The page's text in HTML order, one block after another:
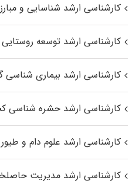
کارشناسی ارشد شناسایی و
کارشناسی ارشد توسعه روستایی
کارشناسی ارشد بیماری‌ شناسی
کارشناسی ارشد حشره‌ شناسی
کارشناسی ارشد علوم دام و طیور
کارشناسی ارشد مدیریت